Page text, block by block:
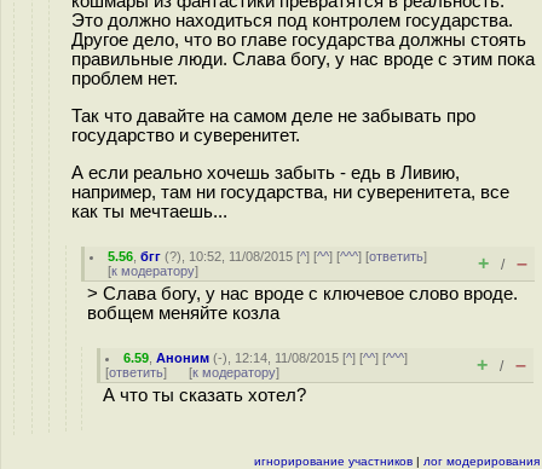
Это должно находиться под контролем государства.
Другое дело, что во главе государства должны стоять
правильные люди. Слава богу, у нас вроде с этим пока
проблем нет.
Так что давайте на самом деле не забывать про
государство и суверенитет.
А если реально хочешь забыть - едь в Ливию,
например, там ни государства, ни суверенитета, все
как ты мечтаешь...
5.56 ,бгг (?), 10:52, 11/08/2015 [^] [^^] [^^^] [ответить]
[к модератору] + / –
> Слава богу, у нас вроде с ключевое слово вроде.
вобщем меняйте козла
6.59 ,Аноним (-), 12:14, 11/08/2015 [^] [^^] [^^^]
[ответить] [к модератору] + / –
А что ты сказать хотел?
игнорирование участников | лог модерирования